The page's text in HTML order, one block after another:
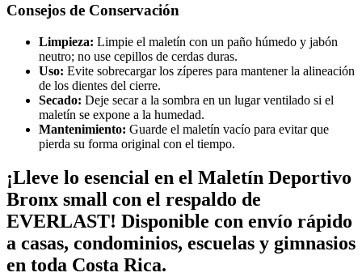
Consejos de Conservación
Limpieza: Limpie el maletín con un paño húmedo y jabón
neutro; no use cepillos de cerdas duras.
Uso: Evite sobrecargar los zíperes para mantener la alineación
de los dientes del cierre.
Secado: Deje secar a la sombra en un lugar ventilado si el
maletín se expone a la humedad.
Mantenimiento: Guarde el maletín vacío para evitar que
pierda su forma original con el tiempo.
¡Lleve lo esencial en el Maletín Deportivo
Bronx small con el respaldo de
EVERLAST! Disponible con envío rápido
a casas, condominios, escuelas y gimnasios
en toda Costa Rica.